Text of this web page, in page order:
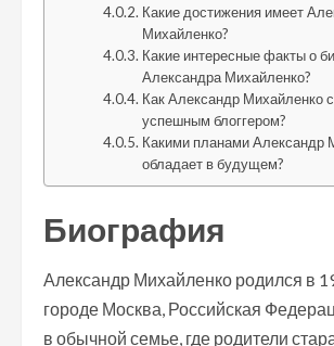
Какие достижения имеет
Михайленко?
Какие интересные факты о
Александра Михайленко?
Как Александр Михайленко
успешным блоггером?
Какими планами Александр
обладает в будущем?
Биография
Александр Михайленко родился в
городе Москва, Российская
в обычной семье, где родители